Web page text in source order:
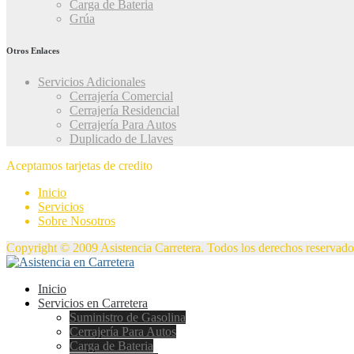
Carga de Bateria
Grúa
Otros Enlaces
Servicios Adicionales
Cerrajería Comercial
Cerrajería Residencial
Cerrajería Para Autos
Duplicado de Llaves
Aceptamos tarjetas de credito
Inicio
Servicios
Sobre Nosotros
Copyright © 2009 Asistencia Carretera. Todos los derechos
Inicio
Servicios en Carretera
Suministro de Gasolina
Cerrajería Para Autos
Carga de Bateria